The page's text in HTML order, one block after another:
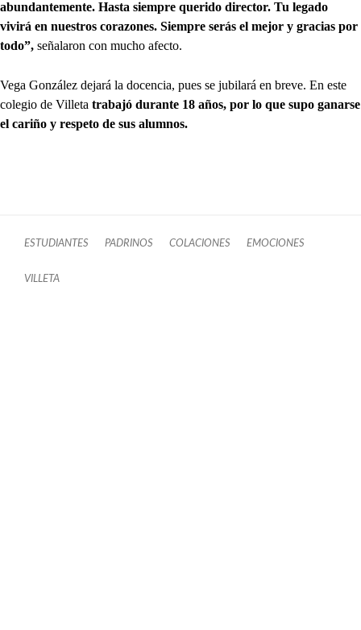
abundantemente. Hasta siempre querido director. Tu legado
vivirá en nuestros corazones. Siempre serás el mejor y gracias por
todo”, señalaron con mucho afecto.
Vega González dejará la docencia, pues se jubilará en breve. En este
colegio de Villeta trabajó durante 18 años, por lo que supo ganarse
el cariño y respeto de sus alumnos.
ESTUDIANTES PADRINOS COLACIONES EMOCIONES
VILLETA